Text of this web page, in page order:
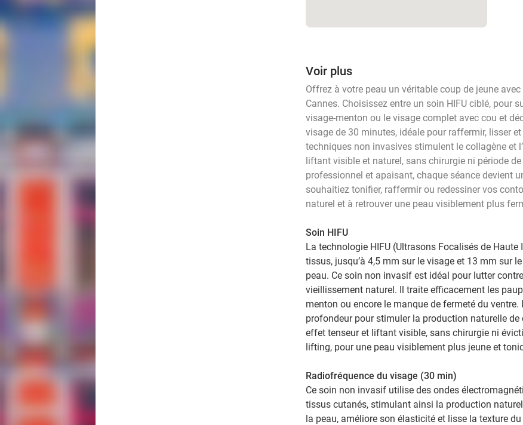
Voir plus
Offrez à votre peau un véritable coup de jeune
Cannes. Choisissez entre un soin HIFU ciblé, pour
visage-menton ou le visage complet avec cou et
visage de 30 minutes, idéale pour raffermir, lisser
techniques non invasives stimulent le collagène et
liftant visible et naturel, sans chirurgie ni période
professionnel et apaisant, chaque séance devient
souhaitiez tonifier, raffermir ou redessiner vos
naturel et à retrouver une peau visiblement plus
Soin HIFU
La technologie HIFU (Ultrasons Focalisés de
tissus, jusqu’à 4,5 mm sur le visage et 13 mm sur
peau. Ce soin non invasif est idéal pour lutter
vieillissement naturel. Il traite efficacement les
menton ou encore le manque de fermeté du
profondeur pour stimuler la production naturelle de
effet tenseur et liftant visible, sans chirurgie ni
lifting, pour une peau visiblement plus jeune et
Radiofréquence du visage (30 min)
Ce soin non invasif utilise des ondes
tissus cutanés, stimulant ainsi la production
la peau, améliore son élasticité et lisse la texture